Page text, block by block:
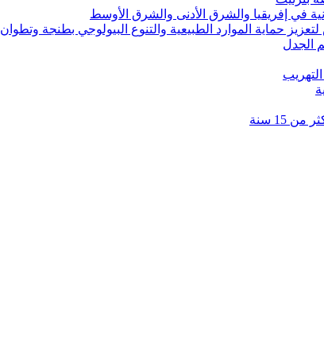
حماية الموارد الطبيعية والتنوع البيولوجي بطنجة وتطوان
الجدل
15 سنة